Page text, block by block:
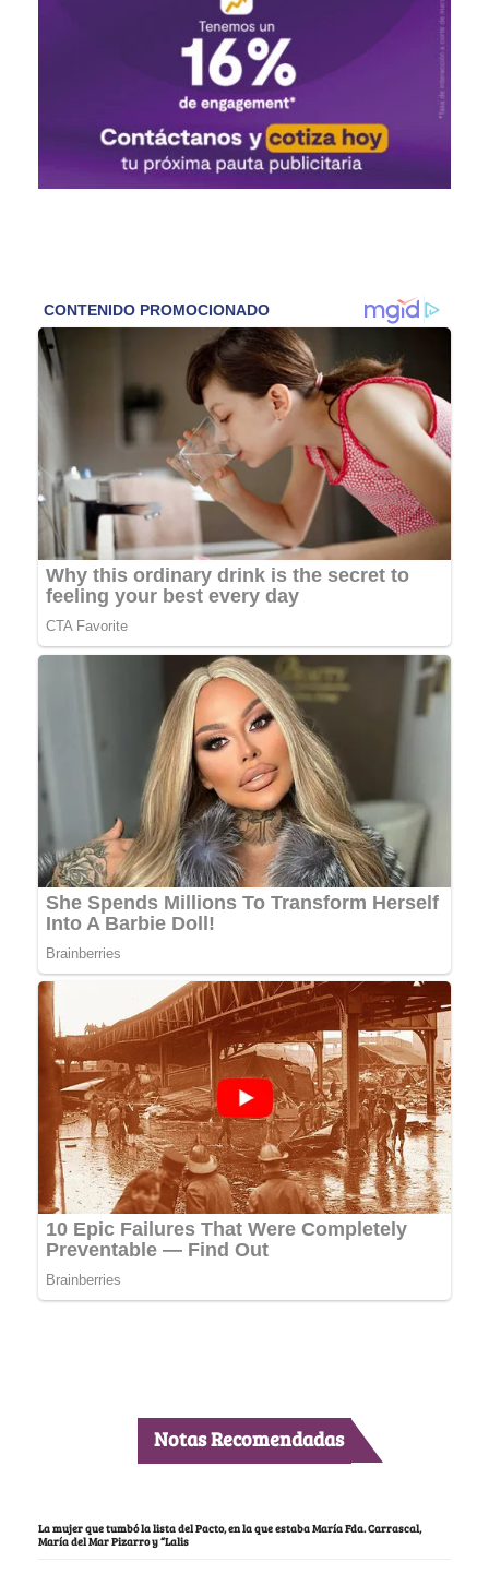
Notas Recomendadas
La mujer que tumbó la lista del Pacto, en la que estaba María Fda. Carrascal,
María del Mar Pizarro y “Lalis